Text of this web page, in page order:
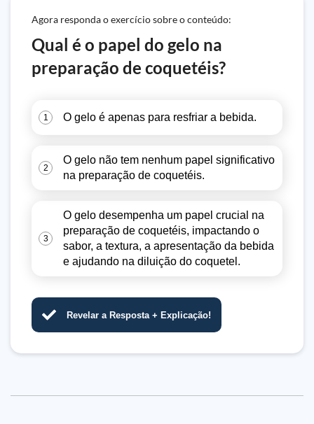
Agora responda o exercício sobre o conteúdo:
Qual é o papel do gelo na
preparação de coquetéis?
1 O gelo é apenas para resfriar a bebida.
2
O gelo não tem nenhum papel significativo
na preparação de coquetéis.
3
O gelo desempenha um papel crucial na
preparação de coquetéis, impactando o
sabor, a textura, a apresentação da bebida
e ajudando na diluição do coquetel.
Revelar a Resposta + Explicação!